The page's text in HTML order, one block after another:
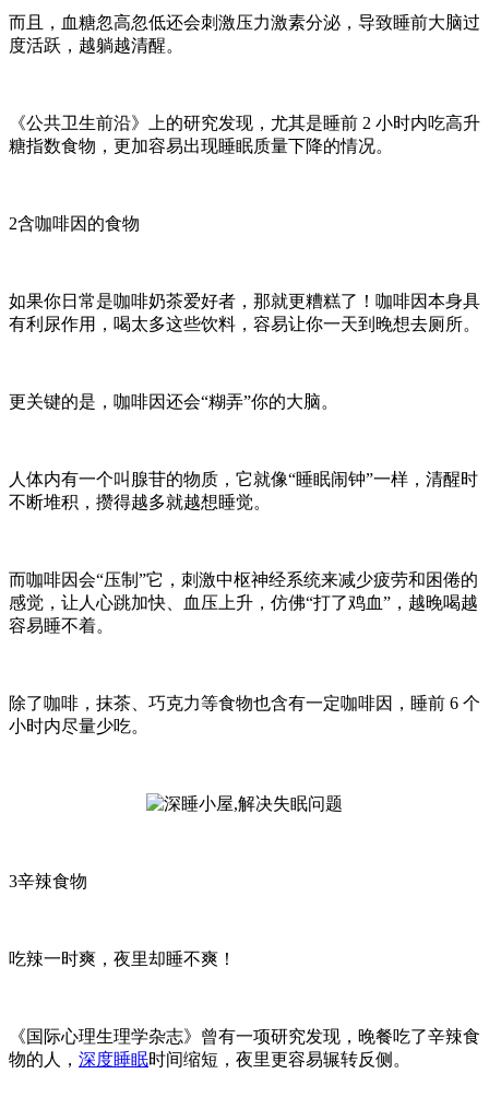
而且，血糖忽高忽低还会刺激压力激素分泌，导致睡前大脑过
度活跃，越躺越清醒。
《公共卫生前沿》上的研究发现，尤其是睡前 2 小时内吃高升
糖指数食物，更加容易出现睡眠质量下降的情况。
2含咖啡因的食物
如果你日常是咖啡奶茶爱好者，那就更糟糕了！咖啡因本身具
有利尿作用，喝太多这些饮料，容易让你一天到晚想去厕所。
更关键的是，咖啡因还会“糊弄”你的大脑。
人体内有一个叫腺苷的物质，它就像“睡眠闹钟”一样，清醒时
不断堆积，攒得越多就越想睡觉。
而咖啡因会“压制”它，刺激中枢神经系统来减少疲劳和困倦的
感觉，让人心跳加快、血压上升，仿佛“打了鸡血”，越晚喝越
容易睡不着。
除了咖啡，抹茶、巧克力等食物也含有一定咖啡因，睡前 6 个
小时内尽量少吃。
3辛辣食物
吃辣一时爽，夜里却睡不爽！
《国际心理生理学杂志》曾有一项研究发现，晚餐吃了辛辣食
物的人， 深度睡眠时间缩短，夜里更容易辗转反侧。